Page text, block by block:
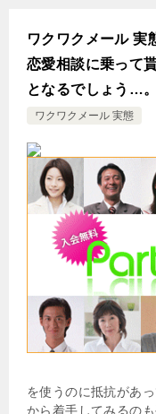
ワクワクメール 実
恋愛相談に乗って
となるでしょう…。
ワクワクメール 実態
を使うのに抵抗があ
から着手してみるの